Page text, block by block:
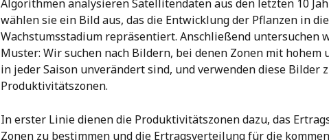
Algorithmen analysieren Satellitendaten aus den letzten 10
wählen sie ein Bild aus, das die Entwicklung der Pflanzen in
Wachstumsstadium repräsentiert. Anschließend untersuchen
Muster: Wir suchen nach Bildern, bei denen Zonen mit hohem
in jeder Saison unverändert sind, und verwenden diese Bilder
Produktivitätszonen.
In erster Linie dienen die Produktivitätszonen dazu, das
Zonen zu bestimmen und die Ertragsverteilung für die